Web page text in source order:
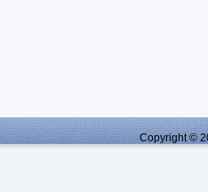
Copyright ©